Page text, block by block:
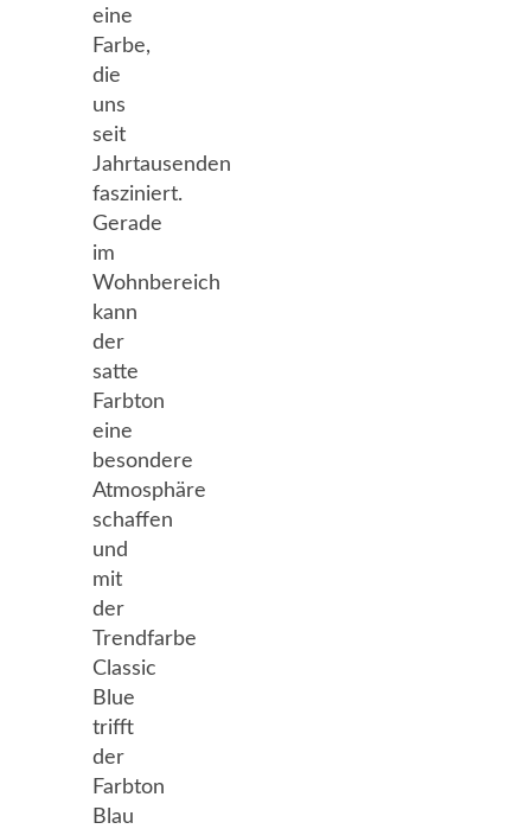
eine
Farbe,
die
uns
seit
Jahrtausenden
fasziniert.
Gerade
im
Wohnbereich
kann
der
satte
Farbton
eine
besondere
Atmosphäre
schaffen
und
mit
der
Trendfarbe
Classic
Blue
trifft
der
Farbton
Blau